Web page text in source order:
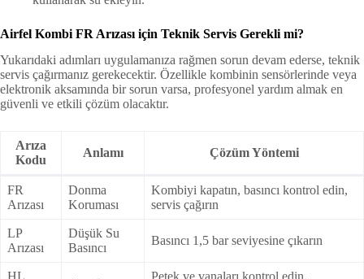
Airfel Kombi FR Arızası için Teknik Servis Gerekli mi?
Yukarıdaki adımları uygulamanıza rağmen sorun devam ederse, teknik
servis çağırmanız gerekecektir. Özellikle kombinin sensörlerinde veya
elektronik aksamında bir sorun varsa, profesyonel yardım almak en
güvenli ve etkili çözüm olacaktır.
Arıza
Kodu
Anlamı Çözüm Yöntemi
FR
Arızası
Donma
Koruması
Kombiyi kapatın, basıncı kontrol edin,
servis çağırın
LP
Arızası
Düşük Su
Basıncı
Basıncı 1,5 bar seviyesine çıkarın